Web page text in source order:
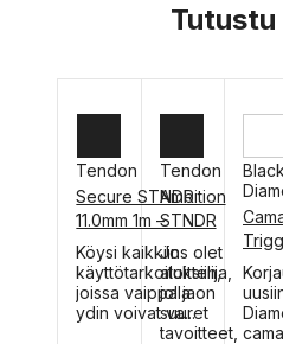
Tendon
Secure STNDR
11.0mm 1m –
Staattinen köysi
Tällä
tuotteella
on
useampi
muunnelma.
Köysi kaikkiin
käyttötarkoituksiin,
joissa vaippa ja
ydin voivat va...
Tendon
Ambition
STNDR
9.8mm
80m –
Sinkkukö
ysi
Tällä
tuotteella
on
useampi
muunnelma.
Jos olet
aloittelija,
jolla on
suuret
tavoitteet,
Black
C4 –
Tällä
on